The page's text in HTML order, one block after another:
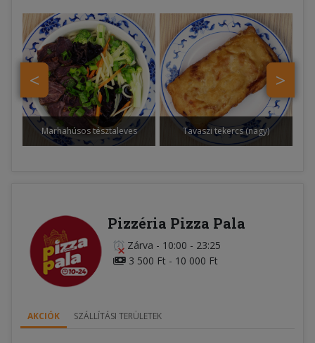
>
<
Marhahúsos tésztaleves Tavaszi tekercs (nagy)
Pizzéria Pizza Pala
Zárva - 10:00 - 23:25
3 500 Ft - 10 000 Ft
AKCIÓK SZÁLLÍTÁSI TERÜLETEK